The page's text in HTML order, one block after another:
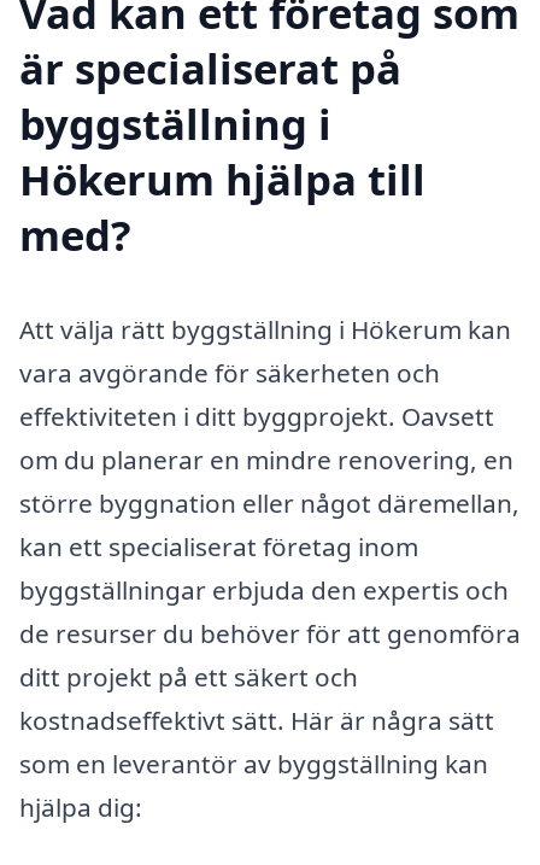
Vad kan ett företag som
är specialiserat på
byggställning i
Hökerum hjälpa till
med?
Att välja rätt byggställning i Hökerum kan
vara avgörande för säkerheten och
effektiviteten i ditt byggprojekt. Oavsett
om du planerar en mindre renovering, en
större byggnation eller något däremellan,
kan ett specialiserat företag inom
byggställningar erbjuda den expertis och
de resurser du behöver för att genomföra
ditt projekt på ett säkert och
kostnadseffektivt sätt. Här är några sätt
som en leverantör av byggställning kan
hjälpa dig: